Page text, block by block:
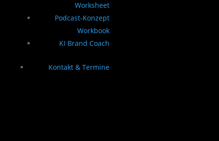
Worksheet
Podcast-Konzept
Workbook
KI Brand Coach
Kontakt & Termine